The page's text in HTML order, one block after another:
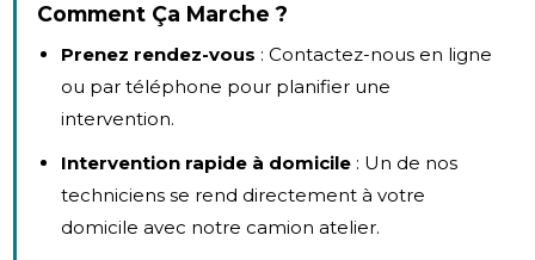
Comment Ça Marche ?
Prenez rendez-vous : Contactez-nous en ligne
ou par téléphone pour planifier une
intervention.
Intervention rapide à domicile : Un de nos
techniciens se rend directement à votre
domicile avec notre camion atelier.